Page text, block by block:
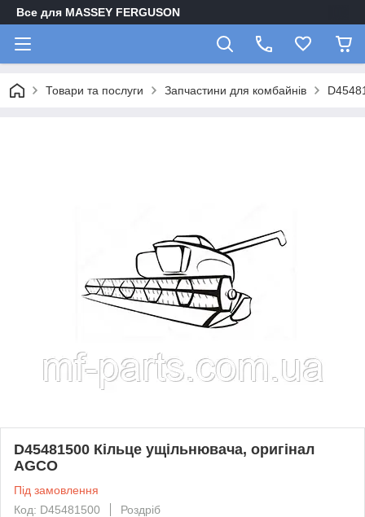
Все для MASSEY FERGUSON
Товари та послуги Запчастини для комбайнів
D45481500 Кільце ущільнювача, оригінал
AGCO
Під замовлення
Код: D45481500
Роздріб